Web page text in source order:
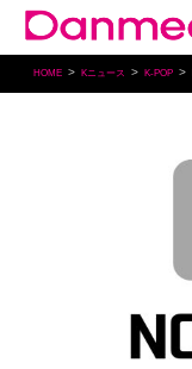
HOME Kニュース K-POP